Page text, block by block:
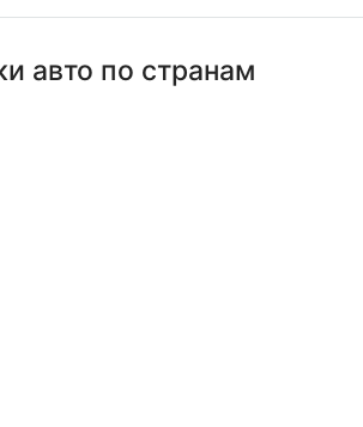
авто по странам